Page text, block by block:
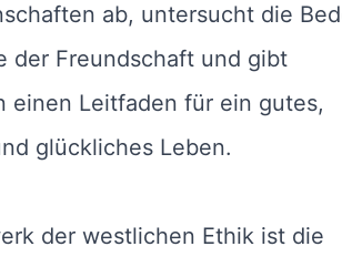
ab, untersucht die
der Freundschaft und gibt
einen Leitfaden für ein gutes,
glückliches Leben.
der westlichen Ethik ist die